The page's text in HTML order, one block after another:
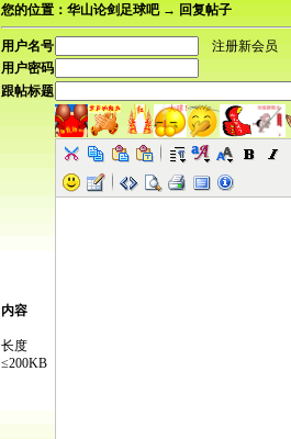
您的位置：华山论剑足球吧 → 回复帖子
用户名号
注册新会员
用户密码
跟帖标题
内容
长度
≤200KB